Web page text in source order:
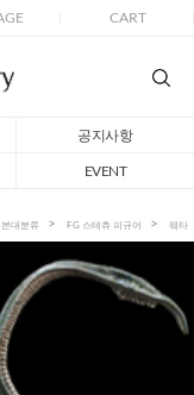
CART
공지사항
EVENT
대분류 FG 스테츄 피규어 웨타